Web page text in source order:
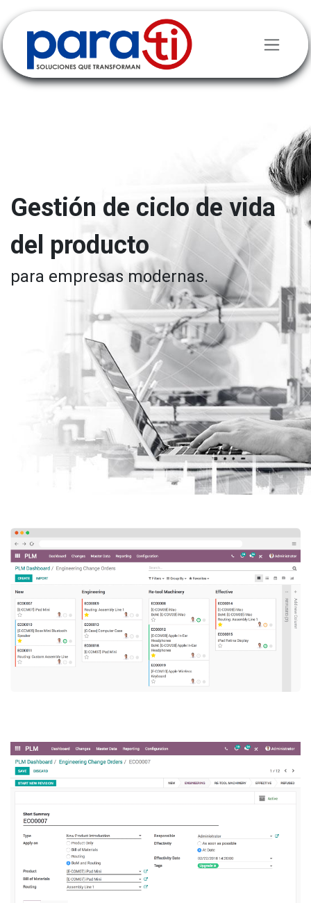
Ir al contenido
Gestión de ciclo de vida
del producto
para empresas modernas.